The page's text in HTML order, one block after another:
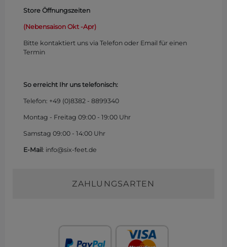
Store Öffnungszeiten
(Nebensaison Okt -Apr)
Bitte kontaktiert uns via Telefon oder Email für einen
Termin
So erreicht Ihr uns telefonisch:
Telefon: +49 (0)8382 - 8899340
Montag - Freitag 09:00 - 19:00 Uhr
Samstag 09:00 - 14:00 Uhr
E-Mail : info@six-feet.de
ZAHLUNGSARTEN